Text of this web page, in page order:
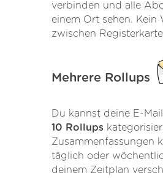
verbinden und alle
einem Ort sehen. Kein
zwischen
Mehrere Rollups
Du kannst deine E-
10 Rollups
Zusammenfassungen
täglich oder
deinem Zeitplan